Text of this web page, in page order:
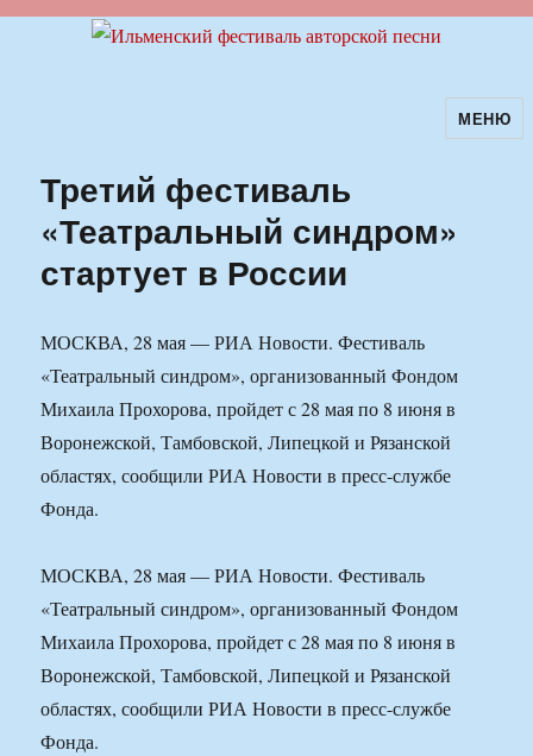
Ильменский фестиваль авторскойМЕНЮ
Третий фестиваль
«Театральный синдром»
стартует в России
МОСКВА, 28 мая — РИА Новости. Фестиваль
«Театральный синдром», организованный Фондом
Михаила Прохорова, пройдет с 28 мая по 8 июня в
Воронежской, Тамбовской, Липецкой и Рязанской
областях, сообщили РИА Новости в пресс-службе
Фонда.
МОСКВА, 28 мая — РИА Новости. Фестиваль
«Театральный синдром», организованный Фондом
Михаила Прохорова, пройдет с 28 мая по 8 июня в
Воронежской, Тамбовской, Липецкой и Рязанской
областях, сообщили РИА Новости в пресс-службе
Фонда.